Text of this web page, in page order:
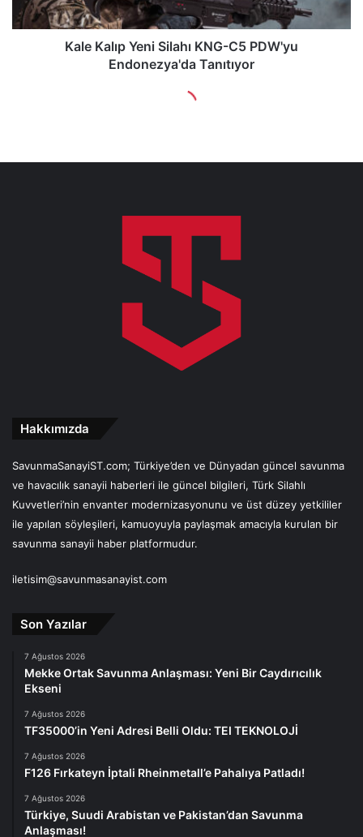
Hakkımızda
SavunmaSanayiST.com; Türkiye’den ve Dünyadan güncel savunma
ve havacılık sanayii haberleri ile güncel bilgileri, Türk Silahlı
Kuvvetleri’nin envanter modernizasyonunu ve üst düzey yetkililer
ile yapılan söyleşileri, kamuoyuyla paylaşmak amacıyla kurulan bir
savunma sanayii haber platformudur.
iletisim@savunmasanayist.com
Son Yazılar
7 Ağustos 2026
Mekke Ortak Savunma Anlaşması: Yeni Bir Caydırıcılık
Ekseni
7 Ağustos 2026
TF35000’in Yeni Adresi Belli Oldu: TEI TEKNOLOJİ
7 Ağustos 2026
F126 Fırkateyn İptali Rheinmetall’e Pahalıya Patladı!
7 Ağustos 2026
Türkiye, Suudi Arabistan ve Pakistan’dan Savunma
Anlaşması!